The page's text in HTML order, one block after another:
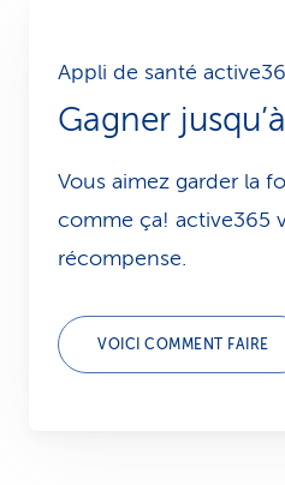
Appli de santé
Gagner
Vous aimez garder la
comme ça! active365
récompense.
VOICI COMMENT FAIRE